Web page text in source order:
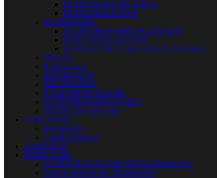
TENDEDEROS DE SUELO
TENDEDEROS FIJOS
PLANCHADO
ACCESORIOS PARA PLANCHAR
TABLA DE PLANCHAR
FUNDAS PARA TABLA DE PLANCHAR
MENAJE
BASCULAS
SOPORTES TV
DECORACION
ACCESORIOS HOGAR
ACCESORIOS INFANTILES
TEXTIL DEL HOGAR
CERRAJERIA
BOMBINES
CERRADURAS
LIJADORAS
FERRETERIA
ACCESORIOS COCHE-MOTO-BICICLETA
CINTA AISLANTE - BURLETES